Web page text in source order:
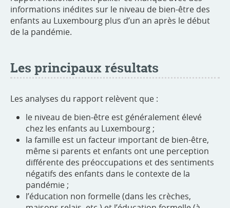
informations inédites sur le niveau de bien-être des
enfants au Luxembourg plus d’un an après le début
de la pandémie.
Les principaux résultats
Les analyses du rapport relèvent que :
le niveau de bien-être est généralement élevé
chez les enfants au Luxembourg ;
la famille est un facteur important de bien-être,
même si parents et enfants ont une perception
différente des préoccupations et des sentiments
négatifs des enfants dans le contexte de la
pandémie ;
l’éducation non formelle (dans les crèches,